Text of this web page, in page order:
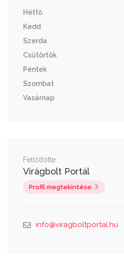
Hétfő
Kedd
Szerda
Csütörtök
Péntek
Szombat
Vasárnap
Feltöltötte:
Virágbolt Portál
Profil megtekintése
info@viragboltportal.hu